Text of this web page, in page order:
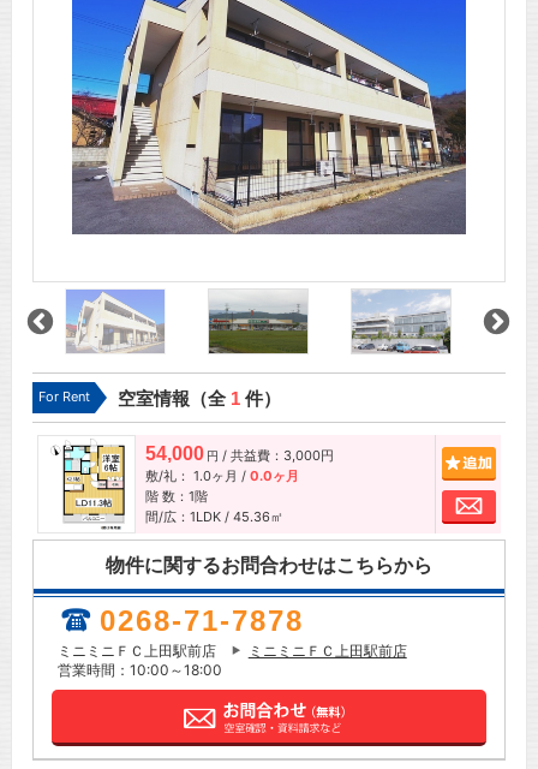
For Rent 空室情報（全 1件）
54,000 円 / 共益費：3,000円
敷/礼： 1.0ヶ月 / 0.0ヶ月
階 数：1階
間/広：1LDK / 45.36㎡
お問
物件に関するお問合わせはこちらから
0268-71-7878
ミニミニＦＣ上田駅前店
ミニミニＦＣ上田駅前店
営業時間：10:00～18:00